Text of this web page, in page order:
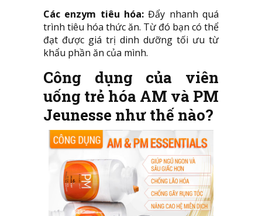
Các enzym tiêu hóa: Đẩy nhanh quá
trình tiêu hóa thức ăn. Từ đó bạn có thể
đạt được giá trị dinh dưỡng tối ưu từ
khẩu phần ăn của mình.
Công dụng của viên
uống trẻ hóa AM và PM
Jeunesse như thế nào?